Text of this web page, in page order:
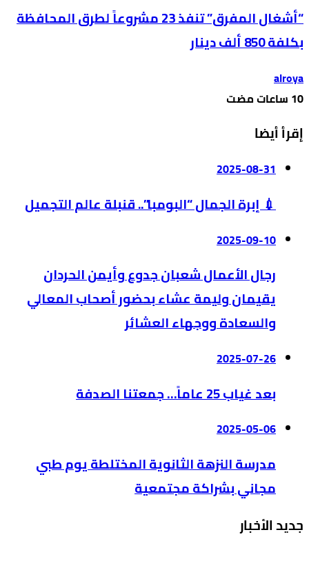
“أشغال المفرق” تنفذ 23 مشروعاً لطرق المحافظة
بكلفة 850 ألف دينار
alroya
إقرأ أيضا
2025-08-31
💉 إبرة الجمال “البومبا”.. قنبلة عالم التجميل
2025-09-10
رجال الأعمال شعبان جدوع وأيمن الحردان
يقيمان وليمة عشاء بحضور أصحاب المعالي
والسعادة ووجهاء العشائر
2025-07-26
بعد غياب 25 عاماً… جمعتنا الصدفة
2025-05-06
مدرسة النزهة الثانوية المختلطة يوم طبي
مجاني بشراكة مجتمعية
جديد الأخبار